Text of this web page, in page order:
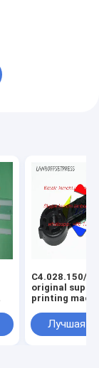
C4.028.150/01
original
printing
Лучшая